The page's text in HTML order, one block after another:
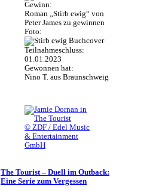
Gewinn:
Roman „Stirb ewig“ von
Peter James zu gewinnen
Foto:
Teilnahmeschluss:
01.01.2023
Gewonnen hat:
Nino T. aus Braunschweig
© ZDF / Edel Music
& Entertainment
GmbH
The Tourist – Duell im Outback:
Eine Serie zum Vergessen